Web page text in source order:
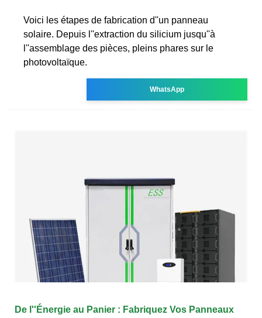
Voici les étapes de fabrication d''un panneau
solaire. Depuis l''extraction du silicium jusqu''à
l''assemblage des pièces, pleins phares sur le
photovoltaïque.
WhatsApp
De l''Énergie au Panier : Fabriquez Vos Panneaux